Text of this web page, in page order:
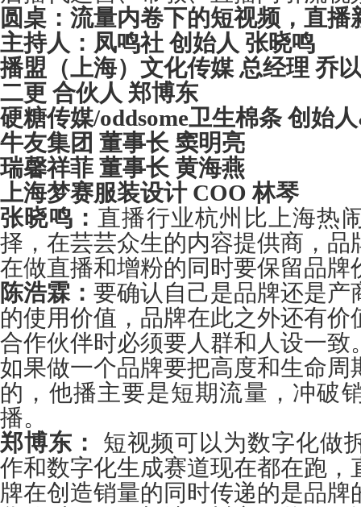
圆桌：流量内卷下的短视频，直播
主持人：凤鸣社 创始人 张晓鸣
播盟（上海）文化传媒 总经理 乔
二更 合伙人 郑博东
硬糖传媒/oddsome卫生棉条 创始
牛友集团 董事长 窦明亮
瑞馨祥菲 董事长 黄海燕
上海梦赛服装设计 COO林琴
张晓鸣： 直播行业杭州比上海热
择，在芸芸众生的内容提供商，品
在做直播和增粉的同时要保留品牌
陈浩霖： 要确认自己是品牌还是产
的使用价值，品牌在此之外还有
合作伙伴时必须要人群和人设一致
如果做一个品牌要把高度和生命周
的，他播主要是短期流量，冲破
播。
郑博东：
短视频可以为数字化做
作和数字化生成赛道现在都在跑，
牌在创造销量的同时传递的是品